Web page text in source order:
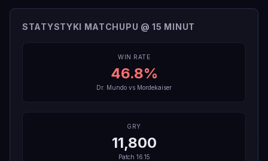
STATYSTYKI MATCHUPU @ 15 MINUT
WIN RATE
46.8%
Dr. Mundo vs Mordekaiser
GRY
11,800
Patch 16.15